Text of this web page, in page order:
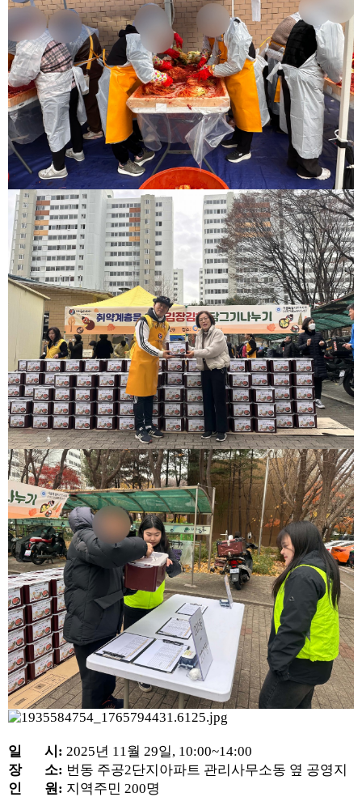
일 시: 2025년 11월 29일, 10:00~14:00
장 소: 번동 주공2단지아파트 관리사무소동 옆 공영지
인 원: 지역주민 200명